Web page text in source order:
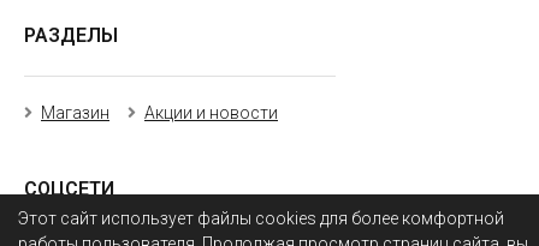
Этот сайт использует файлы cookies для более комфортной
РАЗДЕЛЫ
Магазин Акции и новости
СОЦСЕТИ